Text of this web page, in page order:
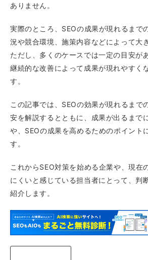
ありません。
実際のところ、SEOの成果が現れるまで
況や競合環境、施策内容などによって大
ただし、多くのケースでは一定の目安が
継続的な改善によって成果が現れやすく
す。
この記事では、SEOの効果が現れるまで
安を解説するとともに、成果が出るまで
や、SEOの成果を高めるためのポイント
す。
これからSEO対策を始める企業や、現在
にくいと感じている担当者にとって、判
紹介します。